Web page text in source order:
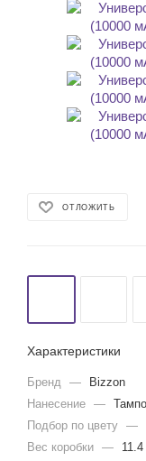
ОТЛОЖИТЬ
Характеристики
Бренд —
Bizzon
Нанесение —
Подбор по цвету —
Вес коробки —
11.4